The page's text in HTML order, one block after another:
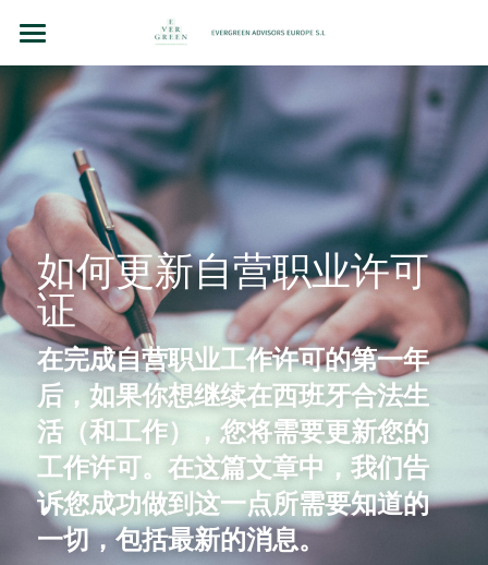
主页
团队故事
法律顾问（BCN LEX）
房地产投资
企业并购和投资
洞察（BLOG）
联系我们
Chinese
Chinese
Español
+34 610 154 700 （WhatsApp）
info@evergreen-eu.com
如何更新自营职业许可
证
在完成自营职业工作许可的第一年
后，如果你想继续在西班牙合法生
活（和工作），您将需要更新您的
工作许可。在这篇文章中，我们告
诉您成功做到这一点所需要知道的
一切，包括最新的消息。